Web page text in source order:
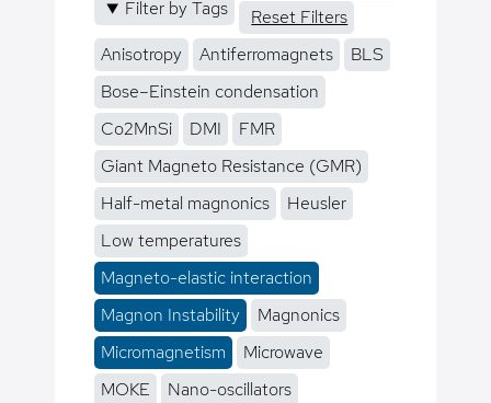
Filter by Tags
Reset Filters
Anisotropy
Antiferromagnets
BLS
Bose–Einstein condensation
Co2MnSi
DMI
FMR
Giant Magneto Resistance (GMR)
Half-metal magnonics
Heusler
Low temperatures
Magneto-elastic interaction
Magnon Instability
Magnonics
Micromagnetism
Microwave
MOKE
Nano-oscillators